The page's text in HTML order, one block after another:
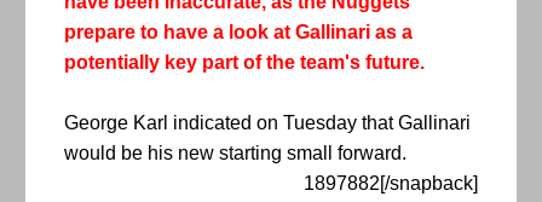
prepare to have a look at Gallinari as a
potentially key part of the team's future.
George Karl indicated on Tuesday that Gallinari
would be his new starting small forward.
1897882[/snapback]